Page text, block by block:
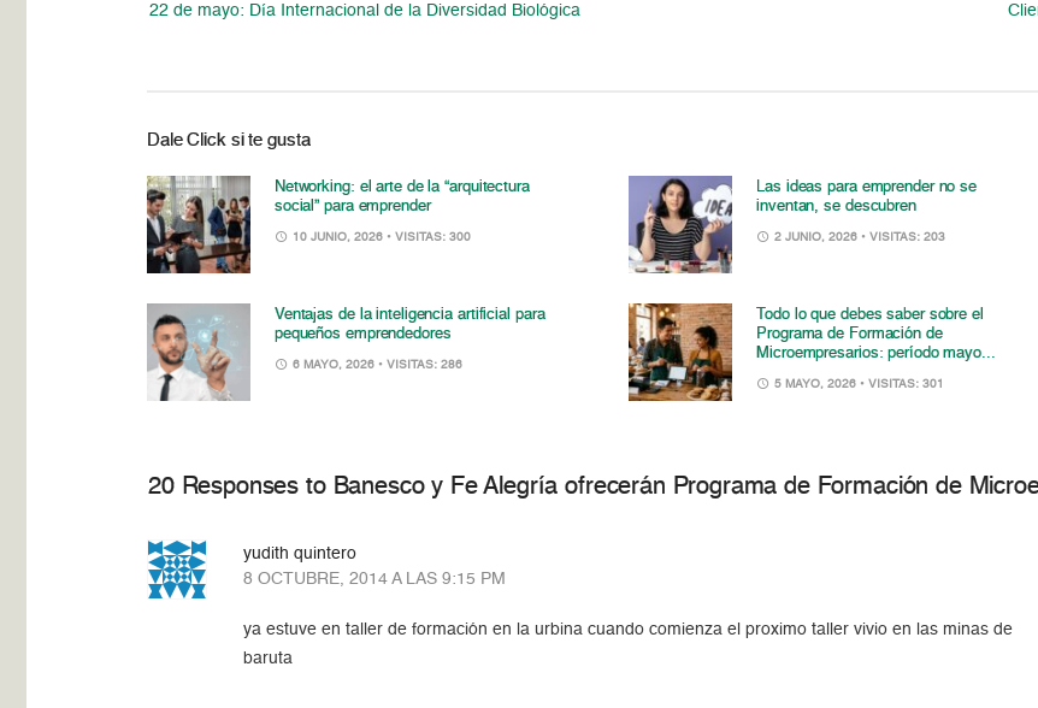
22 de mayo: Día Internacional de la Diversidad Biológica
Dale Click si te gusta
Networking: el arte de la “arquitectura
social” para emprender
10 JUNIO, 2026 • VISITAS: 300
Las ideas para emprender no se
inventan, se descubren
2 JUNIO, 2026 • VISITAS: 203
Ventajas de la inteligencia artificial para
pequeños emprendedores
6 MAYO, 2026 • VISITAS: 286
Todo lo que debes saber sobre el
Programa de Formación de
Microempresarios: período mayo...
5 MAYO, 2026 • VISITAS: 301
20 Responses to Banesco y Fe Alegría ofrecerán Programa de Formación de
yudith quintero
8 OCTUBRE, 2014 A LAS 9:15 PM
ya estuve en taller de formación en la urbina cuando comienza el proximo taller vivio en las minas de
baruta